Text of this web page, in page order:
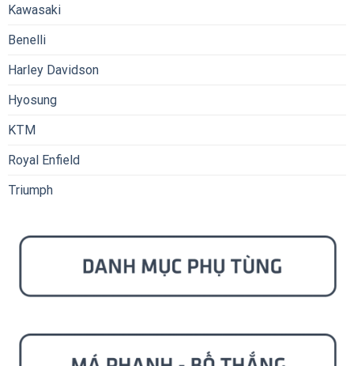
Kawasaki
Benelli
Harley Davidson
Hyosung
KTM
Royal Enfield
Triumph